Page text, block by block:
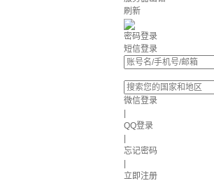
刷新
密码登录
短信登录
微信登录
QQ登录
忘记密码
立即注册